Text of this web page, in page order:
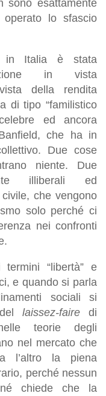
sono esattamente
lo sfascio
in Italia è stata
in vista
della rendita
di tipo “familistico
ed ancora
che ha in
Due cose
niente. Due
illiberali ed
che vengono
solo perché ci
nei confronti
“libertà” e
e quando si parla
sociali si
laissez-fairedi
teorie degli
nel mercato che
l’altro la piena
perché nessun
né chiede che la